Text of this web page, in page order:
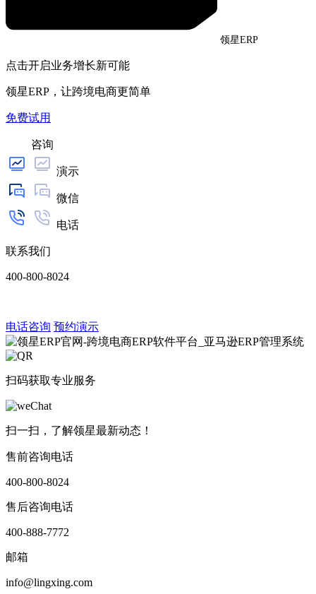
领星ERP
点击开启业务增长新可能
领星ERP，让跨境电商更简单
免费试用
咨询
演示
微信
电话
联系我们
400-800-8024
电话咨询 预约演示
扫码获取专业服务
扫一扫，了解领星最新动态！
售前咨询电话
400-800-8024
售后咨询电话
400-888-7772
邮箱
info@lingxing.com